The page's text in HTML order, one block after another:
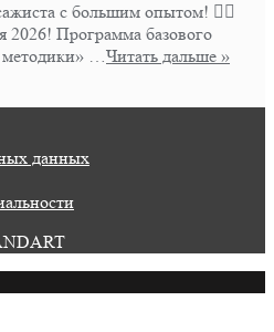
с большим опытом! 👍🏻
2026! Программа базового
…Читать дальше »
данных